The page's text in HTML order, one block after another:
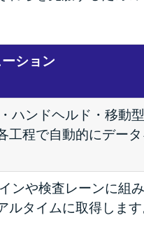
ション
ハンドヘルド・移動
工程で自動的にデー
ンや検査レーンに組
ルタイムに取得しま